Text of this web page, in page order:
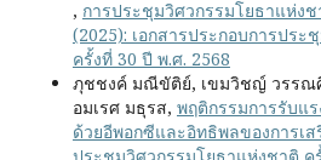
, การประชุมวิศวกรรมโยธาแห่ง
(2025): เอกสารประกอบการปร
ครั้งที่ 30 ปี พ.ศ. 2568
ภุชชงค์ มณีขัติย์, เขมวิชญ์ วรรณ
อมเรศ มธุรส, พฤติกรรมการรับแ
ด้วยอีพอกซีและอิทธิพลของการเส